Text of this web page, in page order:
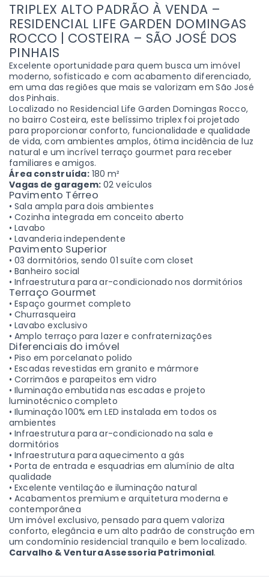
TRIPLEX ALTO PADRÃO À VENDA –
RESIDENCIAL LIFE GARDEN DOMINGAS
ROCCO | COSTEIRA – SÃO JOSÉ DOS
PINHAIS
Excelente oportunidade para quem busca um imóvel
moderno, sofisticado e com acabamento diferenciado,
em uma das regiões que mais se valorizam em São José
dos Pinhais.
Localizado no Residencial Life Garden Domingas Rocco,
no bairro Costeira, este belíssimo triplex foi projetado
para proporcionar conforto, funcionalidade e qualidade
de vida, com ambientes amplos, ótima incidência de luz
natural e um incrível terraço gourmet para receber
familiares e amigos.
Área construída: 180 m²
Vagas de garagem: 02 veículos
Pavimento Térreo
• Sala ampla para dois ambientes
• Cozinha integrada em conceito aberto
• Lavabo
• Lavanderia independente
Pavimento Superior
• 03 dormitórios, sendo 01 suíte com closet
• Banheiro social
• Infraestrutura para ar-condicionado nos dormitórios
Terraço Gourmet
• Espaço gourmet completo
• Churrasqueira
• Lavabo exclusivo
• Amplo terraço para lazer e confraternizações
Diferenciais do imóvel
• Piso em porcelanato polido
• Escadas revestidas em granito e mármore
• Corrimãos e parapeitos em vidro
• Iluminação embutida nas escadas e projeto
luminotécnico completo
• Iluminação 100% em LED instalada em todos os
ambientes
• Infraestrutura para ar-condicionado na sala e
dormitórios
• Infraestrutura para aquecimento a gás
• Porta de entrada e esquadrias em alumínio de alta
qualidade
• Excelente ventilação e iluminação natural
• Acabamentos premium e arquitetura moderna e
contemporânea
Um imóvel exclusivo, pensado para quem valoriza
conforto, elegância e um alto padrão de construção em
um condomínio residencial tranquilo e bem localizado.
Carvalho & Ventura Assessoria Patrimonial.